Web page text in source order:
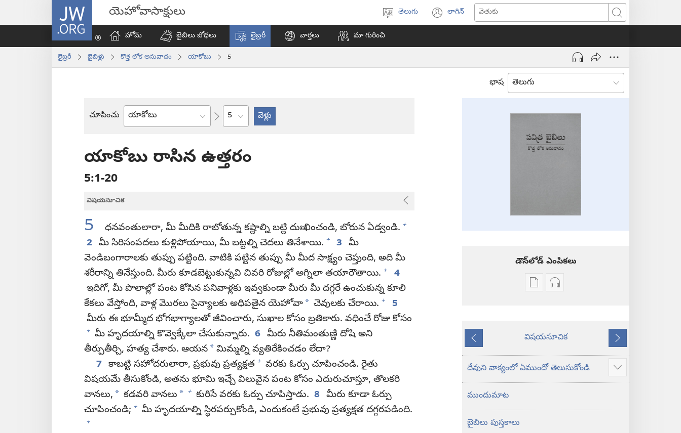
JW.ORG యెహోవాసాక్షులు
ఎంచుకోండి
తెలుగు లాగిన్
విండో
అవుతుంది)
వెతుకు
హోమ్‌
బైబిలు బోధలు లైబ్రరీ వార్తలు మా గురించి
లైబ్రరీ బైబిళ్లు కొత్త లోక అనువాదం యాకోబు 5
భాష
చూపించు
బైబిలు
అధ్యాయం
యాకోబు రాసిన ఉత్తరం
5:1-20
విషయసూచిక
5 ధనవంతులారా, మీ మీదికి రాబోతున్న కష్టాల్ని బట్టి దుఃఖించండి, బోరున ఏడ్వండి. +
2 మీ సిరిసంపదలు కుళ్లిపోయాయి, మీ బట్టల్ని చెదలు తినేశాయి. + 3 మీ
వెండిబంగారాలకు తుప్పు పట్టింది. వాటికి పట్టిన తుప్పు మీ మీద సాక్ష్యం చెప్తుంది, అది మీ
శరీరాన్ని తినేస్తుంది. మీరు కూడబెట్టుకున్నవి చివరి రోజుల్లో అగ్నిలా తయారౌతాయి. +
4
ఇదిగో, మీ పొలాల్లో పంట కోసిన పనివాళ్లకు ఇవ్వకుండా మీరు మీ దగ్గరే ఉంచుకున్న కూలి
కేకలు వేస్తోంది, వాళ్ల మొరలు సైన్యాలకు అధిపతైన యెహోవా* చెవులకు చేరాయి. +
5
మీరు ఈ భూమ్మీద భోగభాగ్యాలతో జీవించారు, సుఖాల కోసం బ్రతికారు. వధించే రోజు కోసం
+ మీ హృదయాల్ని కొవ్వెక్కేలా చేసుకున్నారు. 6 మీరు నీతిమంతుణ్ణి దోషి అని
తీర్పుతీర్చి, హత్య చేశారు. ఆయన* మిమ్మల్ని వ్యతిరేకించడం లేదా?
7 కాబట్టి సహోదరులారా, ప్రభువు ప్రత్యక్షత + వరకు ఓర్పు చూపించండి. రైతు
విషయమే తీసుకోండి, అతను భూమి ఇచ్చే విలువైన పంట కోసం ఎదురుచూస్తూ, తొలకరి
వానలు, * కడవరి వానలు * + కురిసే వరకు ఓర్పు చూపిస్తాడు. 8 మీరు కూడా ఓర్పు
చూపించండి; + మీ హృదయాల్ని స్థిరపర్చుకోండి, ఎందుకంటే ప్రభువు ప్రత్యక్షత దగ్గరపడింది.
+
డౌన్‌లోడ్‌ ఎంపికలు
ప్రచురణల
బైబిలు
లోక
ఆడియో
బైబిలు
లోక
ముందటి
విషయసూచిక
తరవాతి
దేవుని వాక్యంలో ఏముందో తెలుసుకోండి
ఎక్కువ
చూపించు
ముందుమాట
బైబిలు పుస్తకాలు